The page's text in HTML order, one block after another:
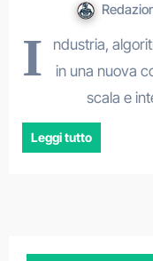
I
ndustria,
in una nuova
scala e
Leggi tutto